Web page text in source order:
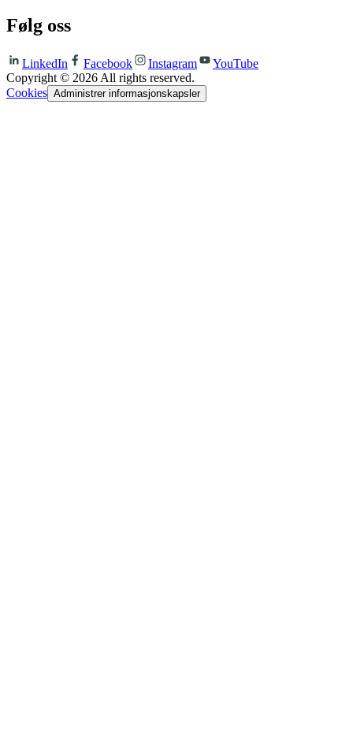
Følg oss
LinkedIn Facebook Instagram
YouTube
Copyright © 2026 All rights reserved.
Cookies Administrer informasjonskapsler